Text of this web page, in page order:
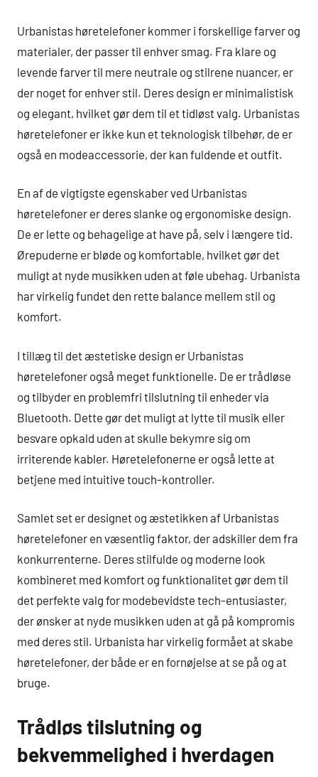
Urbanistas høretelefoner kommer i forskellige farver og
materialer, der passer til enhver smag. Fra klare og
levende farver til mere neutrale og stilrene nuancer, er
der noget for enhver stil. Deres design er minimalistisk
og elegant, hvilket gør dem til et tidløst valg. Urbanistas
høretelefoner er ikke kun et teknologisk tilbehør, de er
også en modeaccessorie, der kan fuldende et outfit.
En af de vigtigste egenskaber ved Urbanistas
høretelefoner er deres slanke og ergonomiske design.
De er lette og behagelige at have på, selv i længere tid.
Ørepuderne er bløde og komfortable, hvilket gør det
muligt at nyde musikken uden at føle ubehag. Urbanista
har virkelig fundet den rette balance mellem stil og
komfort.
I tillæg til det æstetiske design er Urbanistas
høretelefoner også meget funktionelle. De er trådløse
og tilbyder en problemfri tilslutning til enheder via
Bluetooth. Dette gør det muligt at lytte til musik eller
besvare opkald uden at skulle bekymre sig om
irriterende kabler. Høretelefonerne er også lette at
betjene med intuitive touch-kontroller.
Samlet set er designet og æstetikken af Urbanistas
høretelefoner en væsentlig faktor, der adskiller dem fra
konkurrenterne. Deres stilfulde og moderne look
kombineret med komfort og funktionalitet gør dem til
det perfekte valg for modebevidste tech-entusiaster,
der ønsker at nyde musikken uden at gå på kompromis
med deres stil. Urbanista har virkelig formået at skabe
høretelefoner, der både er en fornøjelse at se på og at
bruge.
Trådløs tilslutning og
bekvemmelighed i hverdagen